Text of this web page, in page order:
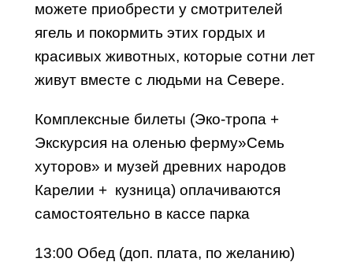
можете приобрести у смотрителей
ягель и покормить этих гордых и
красивых животных, которые сотни лет
живут вместе с людьми на Севере.
Комплексные билеты (Эко-тропа +
Экскурсия на оленью ферму»Семь
хуторов» и музей древних народов
Карелии + кузница) оплачиваются
самостоятельно в кассе парка
13:00 Обед (доп. плата, по желанию)